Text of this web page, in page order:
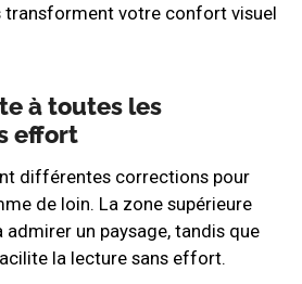
transforment votre confort visuel
à toutes les
effort
différentes corrections pour
de loin. La zone supérieure
admirer un paysage, tandis que
la lecture sans effort.